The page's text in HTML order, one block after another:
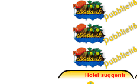
Hotel suggeriti